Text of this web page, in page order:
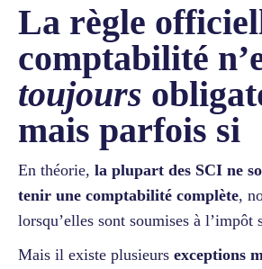
La règle
comptabilité
toujours
mais parfois si
En théorie, la plupart des SCI ne
tenir une comptabilité complète,
lorsqu’elles sont soumises à
Mais il existe plusieurs exceptions